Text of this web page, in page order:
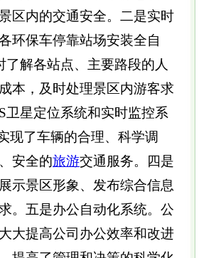
区内的交通安全。二是实时
环保车停靠站场安装全自
解各站点、主要路段的人
本，及时处理景区内游客求
卫星定位系统和实时监控系
现了车辆的合理、科学调
安全的旅游交通服务。四是
示景区形象、发布综合信息
。五是办公自动化系统。公
大提高公司办公效率和改进